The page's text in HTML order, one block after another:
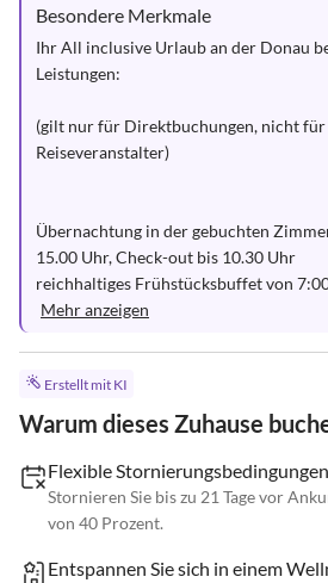
Besondere Merkmale
Ihr All inclusive Urlaub an der Donau
Leistungen:
(gilt nur für Direktbuchungen, nicht für
Reiseveranstalter)
Übernachtung in der gebuchten
15.00 Uhr, Check-out bis 10.30 Uhr
reichhaltiges Frühstücksbuffet von
Mehr anzeigen
Erstellt mit KI
Warum dieses Zuhause
Flexible Stornierungsbedingungen
Stornieren Sie bis zu 21 Tage vor
von 40 Prozent.
Entspannen Sie sich in einem